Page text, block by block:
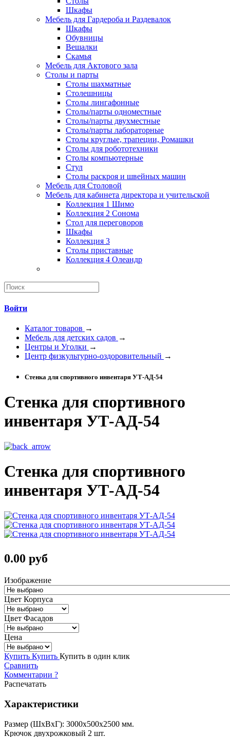
Шкафы
Мебель для Гардероба и Раздевалок
Шкафы
Обувницы
Вешалки
Скамья
Мебель для Актового зала
Столы и парты
Столы шахматные
Столешницы
Столы лингафонные
Столы/парты одноместные
Столы/парты двухместные
Столы/парты лабораторные
Столы круглые, трапеции, Ромашки
Столы для робототехники
Столы компьютерные
Стул
Столы раскроя и швейных машин
Мебель для Столовой
Мебель для кабинета директора и учительской
Коллекция 1 Шимо
Коллекция 2 Сонома
Стол для переговоров
Шкафы
Коллекция 3
Столы приставные
Коллекция 4 Олеандр
Войти
Каталог товаров →
Мебель для детских садов →
Центры и Уголки →
Центр физкультурно-оздоровительный →
Стенка для спортивного инвентаря УТ-АД-54
Стенка для спортивного
инвентаря УТ-АД-54
Стенка для спортивного
инвентаря УТ-АД-54
0.00 руб
Изображение
Цвет Корпуса
Цвет Фасадов
Цена
Купить Купить Купить в один клик
Сравнить
Комментарии ?
Распечатать
Характеристики
Размер (ШхВхГ): 3000х500х2500 мм.
Крючок двухрожковый 2 шт.